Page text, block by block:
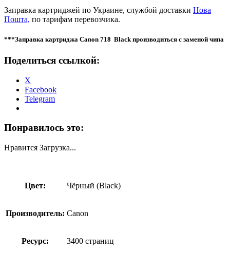
Заправка картриджей по Украине, службой доставки Нова
Пошта, по тарифам перевозчика.
***Заправка картриджа Canon 718 Black производиться c заменой чипа
Поделиться ссылкой:
X
Facebook
Telegram
Понравилось это:
Нравится Загрузка...
Цвет: Чёрный (Black)
Производитель: Canon
Ресурс: 3400 страниц